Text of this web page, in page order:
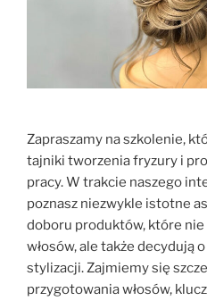
Zapraszamy na szkolenie,
tajniki tworzenia fryzury i
pracy. W trakcie naszego
poznasz niezwykle istotne
doboru produktów, które nie
włosów, ale także decydują
stylizacji. Zajmiemy się
przygotowania włosów,